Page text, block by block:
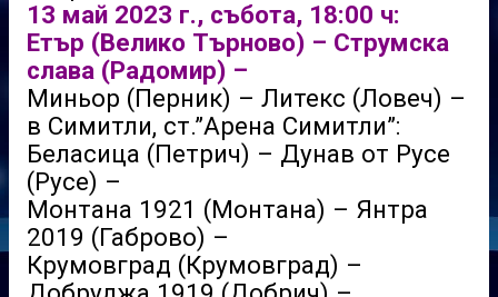
13 май 2023 г., събота, 18:00 ч:
Етър (Велико Търново) – Струмска
слава (Радомир) –
Миньор (Перник) – Литекс (Ловеч) –
в Симитли, ст.”Арена Симитли”:
Беласица (Петрич) – Дунав от Русе
(Русе) –
Монтана 1921 (Монтана) – Янтра
2019 (Габрово) –
Крумовград (Крумовград) –